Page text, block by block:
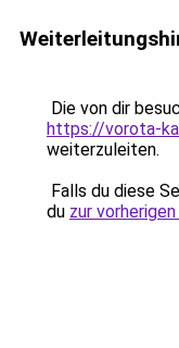
Die von dir
https://vorota-
weiterzuleiten.
Falls du diese
du zur